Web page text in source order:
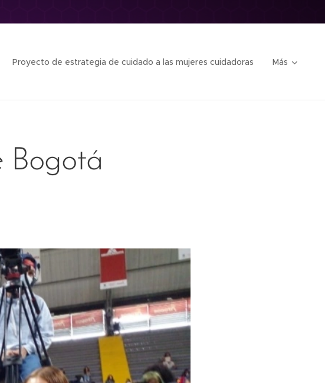
Proyecto de estrategia de cuidado a las mujeres cuidadoras Más
Bogotá